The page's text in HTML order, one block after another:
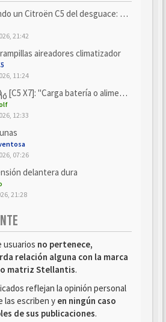
Citroën C5 del desguace: Presentación y seguimiento
21:42
aireadores climatizador
11:24
X7]: "Carga batería o alimentación eléctri...
12:33
07:26
delantera dura
21:28
usuarios no pertenece,
relación alguna con la marca
matriz Stellantis.
reflejan la opinión personal
las escriben y en ningún caso
de sus publicaciones.